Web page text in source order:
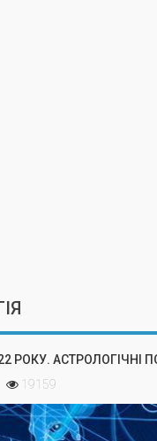
РОКУ. АСТРОЛОГІЧНІ
19159